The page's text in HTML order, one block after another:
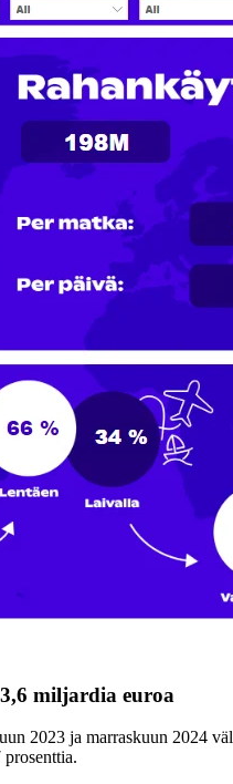
miljardia euroa
2023 ja marraskuun 2024